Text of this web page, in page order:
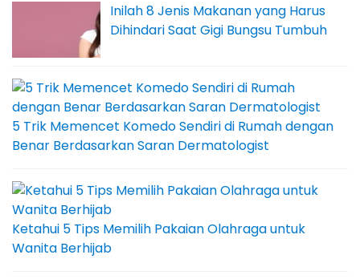
Inilah 8 Jenis Makanan yang Harus
Dihindari Saat Gigi Bungsu Tumbuh
5 Trik Memencet Komedo Sendiri di Rumah dengan
Benar Berdasarkan Saran Dermatologist
Ketahui 5 Tips Memilih Pakaian Olahraga untuk
Wanita Berhijab